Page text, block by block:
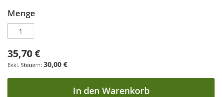
Menge
35,70 €
30,00 €
In den Warenkorb